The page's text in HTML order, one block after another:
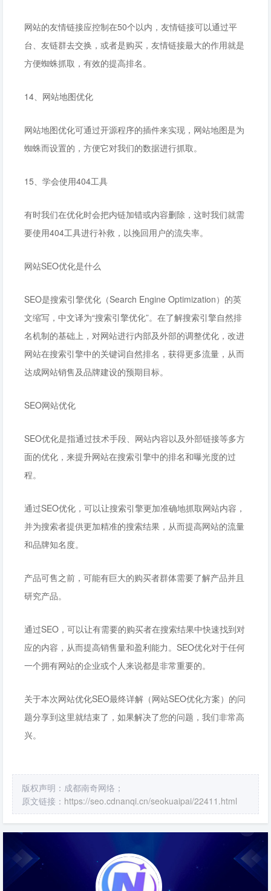
网站的友情链接应控制在50个以内，友情链接可以通过平
台、友链群去交换，或者是购买，友情链接最大的作用就是
方便蜘蛛抓取，有效的提高排名。
14、网站地图优化
网站地图优化可通过开源程序的插件来实现，网站地图是为
蜘蛛而设置的，方便它对我们的数据进行抓取。
15、学会使用404工具
有时我们在优化时会把内链加错或内容删除，这时我们就需
要使用404工具进行补救，以挽回用户的流失率。
网站SEO优化是什么
SEO是搜索引擎优化（Search Engine Optimization）的英
文缩写，中文译为“搜索引擎优化”。在了解搜索引擎自然排
名机制的基础上，对网站进行内部及外部的调整优化，改进
网站在搜索引擎中的关键词自然排名，获得更多流量，从而
达成网站销售及品牌建设的预期目标。
SEO网站优化
SEO优化是指通过技术手段、网站内容以及外部链接等多方
面的优化，来提升网站在搜索引擎中的排名和曝光度的过
程。
通过SEO优化，可以让搜索引擎更加准确地抓取网站内容，
并为搜索者提供更加精准的搜索结果，从而提高网站的流量
和品牌知名度。
产品可售之前，可能有巨大的购买者群体需要了解产品并且
研究产品。
通过SEO，可以让有需要的购买者在搜索结果中快速找到对
应的内容，从而提高销售量和盈利能力。SEO优化对于任何
一个拥有网站的企业或个人来说都是非常重要的。
关于本次网站优化SEO最终详解（网站SEO优化方案）的问
题分享到这里就结束了，如果解决了您的问题，我们非常高
兴。
版权声明：成都南奇网络；
原文链接： https://seo.cdnanqi.cn/seokuaipai/22411.html